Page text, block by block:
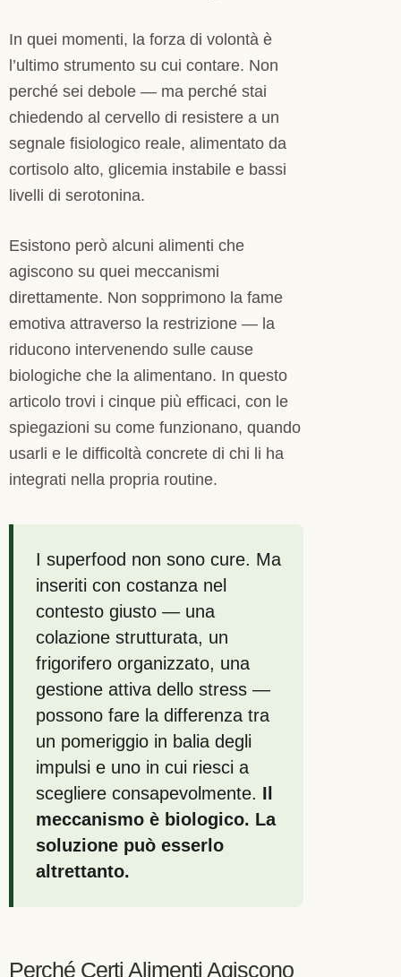
In quei momenti, la forza di volontà è
l’ultimo strumento su cui contare. Non
perché sei debole — ma perché stai
chiedendo al cervello di resistere a un
segnale fisiologico reale, alimentato da
cortisolo alto, glicemia instabile e bassi
livelli di serotonina.
Esistono però alcuni alimenti che
agiscono su quei meccanismi
direttamente. Non sopprimono la fame
emotiva attraverso la restrizione — la
riducono intervenendo sulle cause
biologiche che la alimentano. In questo
articolo trovi i cinque più efficaci, con le
spiegazioni su come funzionano, quando
usarli e le difficoltà concrete di chi li ha
integrati nella propria routine.
I superfood non sono cure. Ma
inseriti con costanza nel
contesto giusto — una
colazione strutturata, un
frigorifero organizzato, una
gestione attiva dello stress —
possono fare la differenza tra
un pomeriggio in balia degli
impulsi e uno in cui riesci a
scegliere consapevolmente. Il
meccanismo è biologico. La
soluzione può esserlo
altrettanto.
Perché Certi Alimenti Agiscono